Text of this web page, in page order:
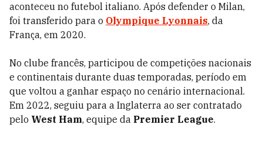
aconteceu no futebol italiano. Após defender o Milan,
foi transferido para o Olympique Lyonnais, da
França, em 2020.
No clube francês, participou de competições nacionais
e continentais durante duas temporadas, período em
que voltou a ganhar espaço no cenário internacional.
Em 2022, seguiu para a Inglaterra ao ser contratado
pelo West Ham, equipe da Premier League.